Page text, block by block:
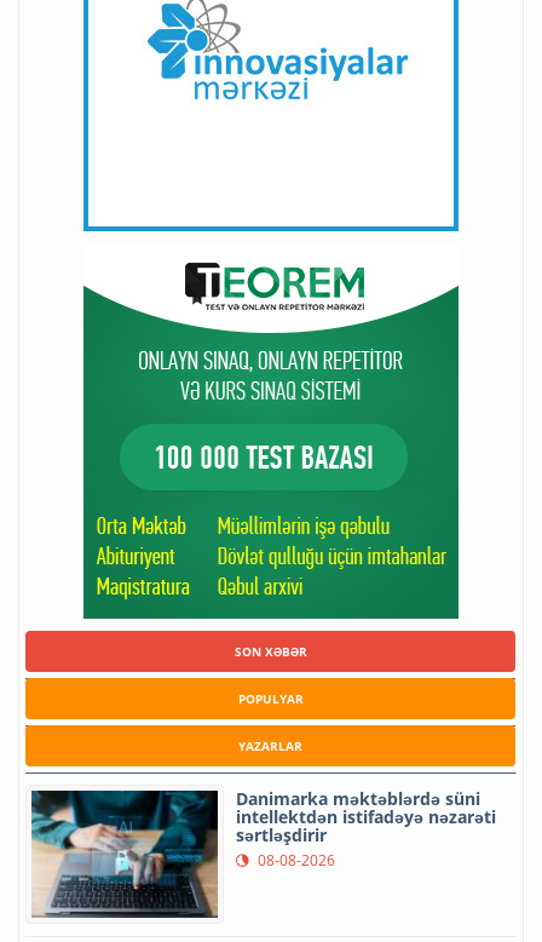
SON XƏBƏR
POPULYAR
YAZARLAR
Danimarka məktəblərdə süni
intellektdən istifadəyə nəzarəti
sərtləşdirir
08-08-2026